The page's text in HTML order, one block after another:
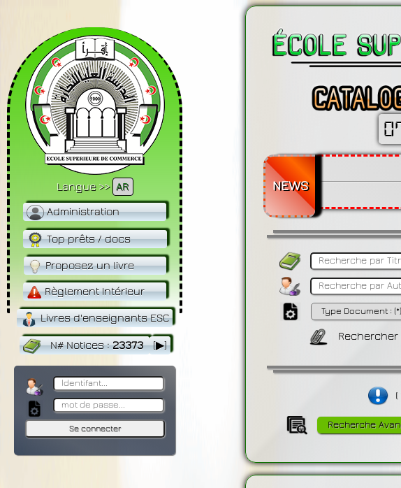
Langue >> AR
Administration
Top prêts / docs
Proposez un livre
Règlement Intérieur
Livres d'enseignants ESC
N# Notices:23373 [▶]
NEWS
(
Recherche